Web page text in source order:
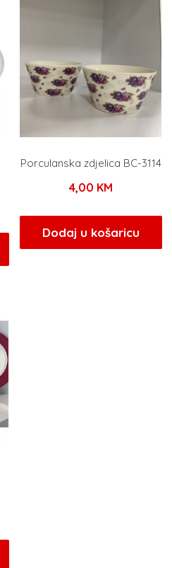
Porculanska zdjelica BC-3114
4,00 KM
Dodaj u košaricu